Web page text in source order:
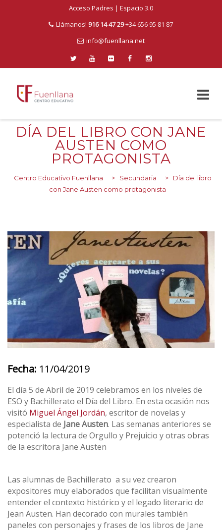
Acceso Padres | Espacio 3.0
Llámanos! 916 14 47 29+34 656 95 81 87
info@fuenllana.net
SkipDÍA DEL LIBRO CON JANE
AUSTEN COMO
PROTAGONISTA
Centro Educativo Fuenllana > Secundaria >
Día del libro
con Jane Austen como protagonista
Fecha: 11/04/2019
El día 5 de Abril de 2019 celebramos en los niveles de
ESO y Bachillerato el Día del Libro. En esta ocasión nos
visitó Miguel Ángel Jordán, escritor de novelas y
especialista de Jane Austen. Las semanas anteriores se
potenció la lectura de Orgullo y Prejuicio y otras obras
de la escritora Jane Austen
Las alumnas de Bachillerato a su vez crearon
expositores muy elaborados que facilitan visualmente
entender el contexto histórico y el legado literario de
Jean Austen. Han decorado con murales también
paneles con personajes y frases de los libros de Jane